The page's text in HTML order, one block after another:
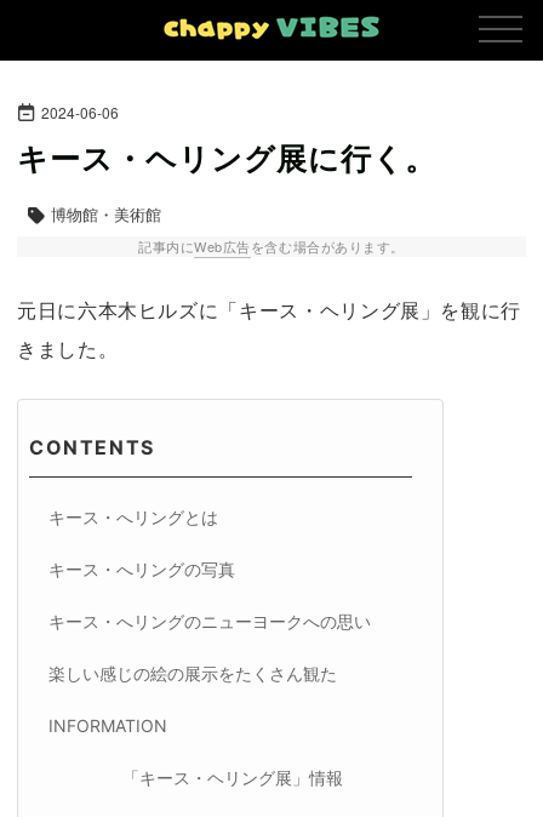
2024-06-06
キース・ヘリング展に行く。
博物館・美術館
記事内にWeb広告を含む場合があります。
元日に六本木ヒルズに「キース・ヘリング展」を観に行
きました。
キース・へリングとは
キース・へリングの写真
キース・へリングのニューヨークへの思い
楽しい感じの絵の展示をたくさん観た
INFORMATION
「キース・ヘリング展」情報